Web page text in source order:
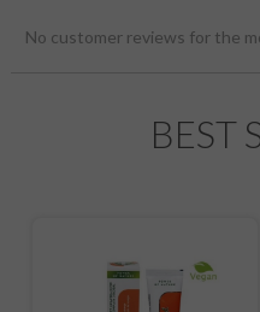
No customer reviews for the
BEST